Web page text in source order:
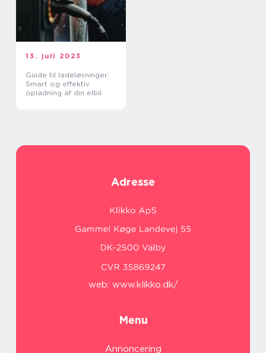
13. juli 2023
Guide til ladeløsninger:
Smart og effektiv
opladning af din elbil
Adresse
web: www.klikko.dk/
Menu
Annoncering